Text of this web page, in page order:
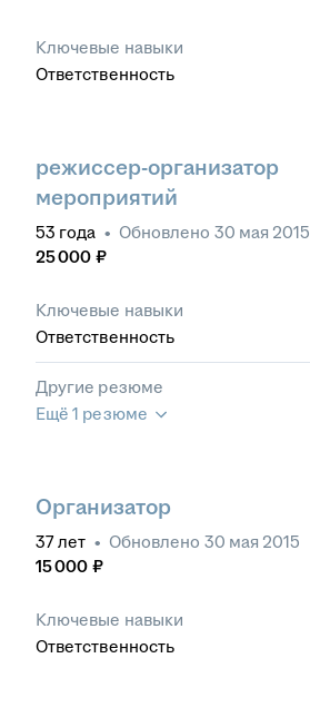
Ключевые навыки
Ответственность
режиссер-организатор
мероприятий
53 года • Обновлено 30 мая 2015
25 000 ₽
Ключевые навыки
Ответственность
Другие резюме
Ещё 1 резюме
Организатор
37лет • Обновлено 30 мая 2015
15 000 ₽
Ключевые навыки
Ответственность